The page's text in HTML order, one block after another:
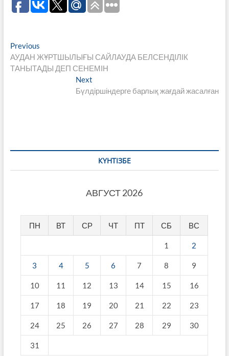
Навигация
по
PreviousPrevious
post:
АУДАН ЖҰРТШЫЛЫҒЫ САЙЛАУДА БЕЛСЕНДІЛІК
ТАНЫТАДЫ ДЕП СЕНЕМІН
Next
post:
Бүлдіршіндерге барлық жағдай жасалған
КҮНТІЗБЕ
АВГУСТ 2026
ПН ВТ СР ЧТ ПТ СБ ВС
1 2
3 4 5 6 7 8 9
10 11 12 13 14 15 16
17 18 19 20 21 22 23
24 25 26 27 28 29 30
31